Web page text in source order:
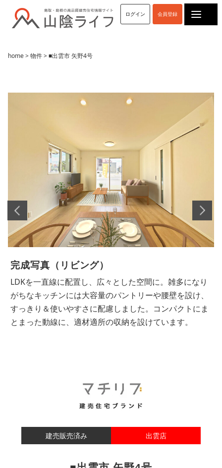
ログイン 会員登録
home>物件> ■出雲市 矢野4号
完成写真（リビング）
南側と東側の2面から採光がとれる明るい空間。リビン
グからはお庭やご家族の帰宅が伺えます。北側に水回り
を集約したコンパクトな動線、家族が自然と顔を合わせ
られるリビング階段など、住みよい空間です。
建売販売済み 出雲店